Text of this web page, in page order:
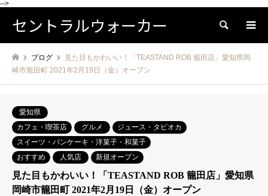
-->
セントラルウォーカー 検索
ブログ
見た目もかわいい！「TEASTAND ROB 籠田店」愛知県岡
崎市籠田町 2021年2月19日（金）オープン
愛知県
カフェ・喫茶店
グルメ
ジュース・タピオカ
スイーツ・パンケーキ・洋菓子・和菓子
おすすめ
人気店 新規オープン
見た目もかわいい！「TEASTAND ROB 籠田店」愛知県
岡崎市籠田町 2021年2月19日（金）オープン